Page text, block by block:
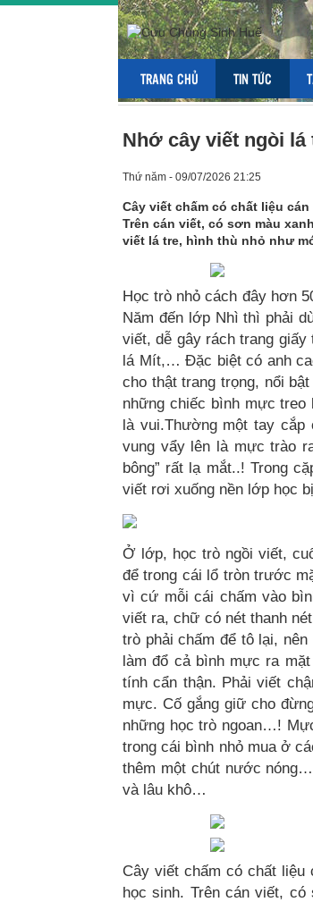
TRANG CHỦ TIN TỨC
Nhớ cây viết ngòi
Thứ năm - 09/07/2026 21:25
Cây viết chấm có chất liệu
Trên cán viết, có sơn màu
viết lá tre, hình thù nhỏ như
Học trò nhỏ cách đây hơn
Năm đến lớp Nhì thì phải
viết, dễ gây rách trang
lá Mít,… Đặc biệt có anh
cho thật trang trọng, nổi
những chiếc bình mực
là vui.Thường một tay
vung vẩy lên là mực trào
bông” rất lạ mắt..! Trong
viết rơi xuống nền lớp học
Ở lớp, học trò ngồi viết,
để trong cái lổ tròn trước
vì cứ mỗi cái chấm vào
viết ra, chữ có nét thanh
trò phải chấm để tô lại,
làm đổ cả bình mực ra
tính cẩn thận. Phải viết
mực. Cố gắng giữ cho
những học trò ngoan…!
trong cái bình nhỏ mua ở
thêm một chút nước
và lâu khô…
Cây viết chấm có chất
học sinh. Trên cán viết,